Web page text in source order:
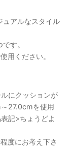
ュアルなスタイル
す。
用ください。
にクッションが
27.0cmを使用
記>ちょうどよ
度にお考え下さ